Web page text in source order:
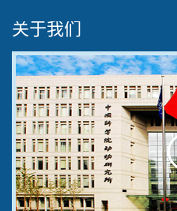
关于我们